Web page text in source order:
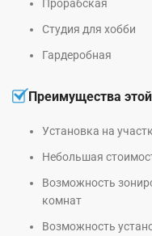
Прорабская
Студия для хобби
Гардеробная
Преимущества
Установка на
Небольшая
Возможность
комнат
Возможность